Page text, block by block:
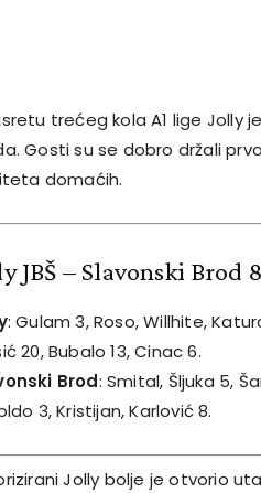
trećeg kola A1 lige Jolly
Gosti su se dobro držali
domaćih.
JBŠ – Slavonski Brod
: Gulam 3, Roso, Willhite,
20, Bubalo 13, Cinac 6.
Brod: Smital, Šljuka 5,
3, Kristijan, Karlović 8.
Jolly bolje je otvorio